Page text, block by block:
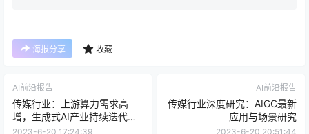
海报分享 收藏
AI前沿报告
传媒行业：上游算力需求高
增，生成式AI产业持续迭代，
持续看好传媒板块
2023-6-20 17:24:39
AI前沿报告
传媒行业深度研究：AIGC最新
应用与场景研究
2023-6-20 20:51:44